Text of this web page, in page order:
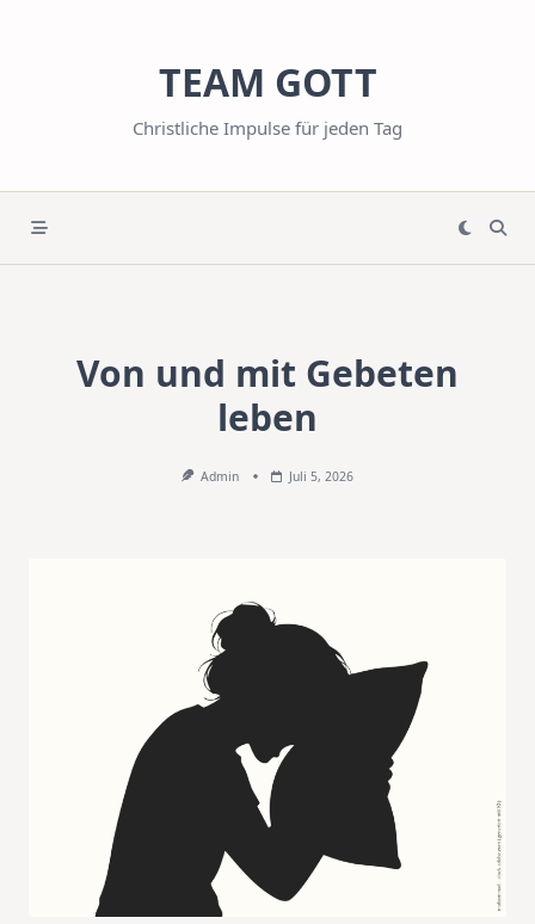
TEAM GOTT
Christliche Impulse für jeden Tag
Von und mit Gebeten
leben
Admin Juli 5, 2026